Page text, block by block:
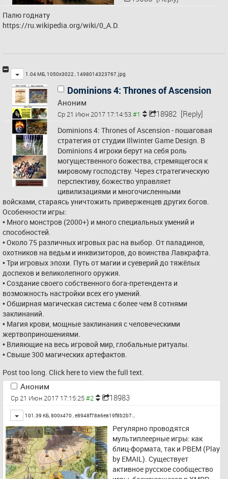
Палю годнату
https://ru.wikipedia.org/wiki/0_A.D.
Toggle
1.04 МБ, 1050x3022 , 1498014323767.jpg
Dominions 4: Thrones of Ascension
Аноним
Ср 21 Июн 2017 17:14:53 18982 [Reply]
Dominions 4: Thrones of Ascension - пошаговая
стратегия от студии Illwinter Game Design. В
Dominions 4 игроки берут на себя роль
могущественного божества, стремящегося к
мировому господству. Через стратегическую
перспективу, божество управляет
цивилизациями и многочисленными
войсками, стараясь уничтожить приверженцев других богов.
Особенности игры:
• Много монстров (2000+) и много специальных умений и
способностей.
• Около 75 различных игровых рас на выбор. От паладинов,
охотников на ведьм и инквизиторов, до воинства Лавкрафта.
• Три игровых эпохи. Путь от магии и суеверий до тяжёлых
доспехов и великолепного оружия.
• Создание своего собственного бога-претендента и
возможность настройки всех его умений.
• Обширная магическая система с более чем 8 сотнями
заклинаний.
• Магия крови, мощные заклинания с человеческими
жертвоприношениями.
• Влияющие на весь игровой мир, глобальные ритуалы.
• Свыше 300 магических артефактов.
Post too long. Click here to view the full text.
Аноним
Ср 21 Июн 2017 17:15:25 18983
Toggle
101.39 КБ, 800x470 , e8948f78a6ea19f8b2b7…
Регулярно проводятся
мультиплеерные игры: как
блиц-формата, так и PBEM (Play
by EMAIL). Существует
активное русское сообщество